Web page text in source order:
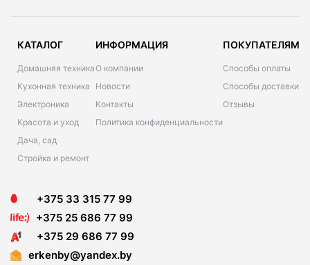
КАТАЛОГ
Домашняя техника
Кухонная техника
Электроника
Красота и уход
Дача, сад
Стройка и ремонт
ИНФОРМАЦИЯ
О компании
Новости
Контакты
Политика конфиденциальности
ПОКУПАТЕЛЯМ
Способы оплаты
Способы доставки
Отзывы
+375 33 315 77 99
+375 25 686 77 99
+375 29 686 77 99
erkenby@yandex.by